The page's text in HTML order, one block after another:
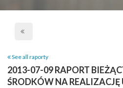
See all raporty
2013-07-09 RAPORT
ŚRODKÓW NA